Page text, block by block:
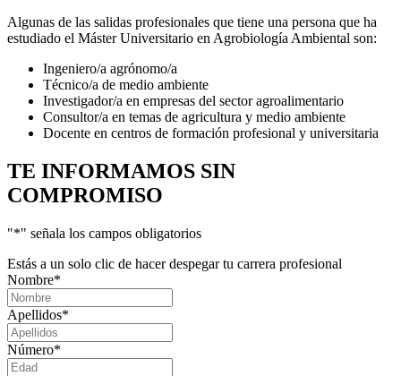
Algunas de las salidas profesionales que tiene una persona que ha
estudiado el Máster Universitario en Agrobiología Ambiental son:
Ingeniero/a agrónomo/a
Técnico/a de medio ambiente
Investigador/a en empresas del sector agroalimentario
Consultor/a en temas de agricultura y medio ambiente
Docente en centros de formación profesional y universitaria
TE INFORMAMOS SIN
COMPROMISO
"*" señala los campos obligatorios
Estás a un solo clic de hacer despegar tu carrera profesional
Nombre*
Apellidos*
Número*